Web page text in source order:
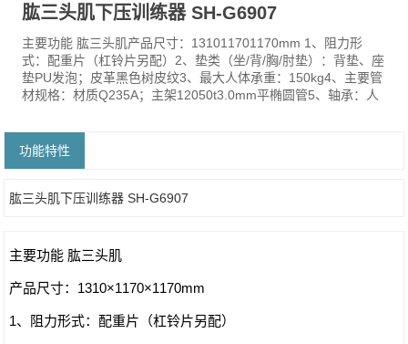
肱三头肌下压训练器 SH-G6907
主要功能 肱三头肌产品尺寸：131011701170mm 1、阻力形
式：配重片（杠铃片另配）2、垫类（坐/背/胸/肘垫）：背垫、座
垫PU发泡；皮革黑色树皮纹3、最大人体承重：150kg4、主要管
材规格：材质Q235A；主架12050t3.0mm平椭圆管5、轴承：人
功能特性
肱三头肌下压训练器 SH-G6907
主要功能 肱三头肌
产品尺寸：1310×1170×1170mm
1、阻力形式：配重片（杠铃片另配）